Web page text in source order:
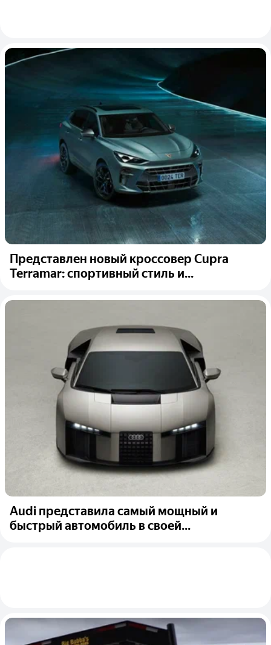
Представлен новый кроссовер Cupra
Terramar: спортивный стиль и...
Audi представила самый мощный и
быстрый автомобиль в своей...